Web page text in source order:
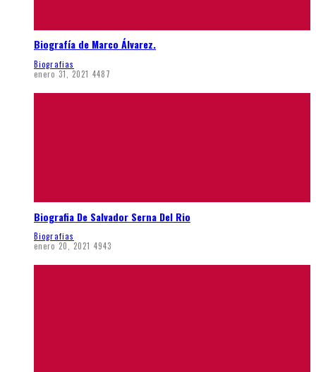
Biografía de Marco Álvarez.
Biografias
enero 31, 2021 4487
Biografia De Salvador Serna Del Rio
Biografias
enero 20, 2021 4943